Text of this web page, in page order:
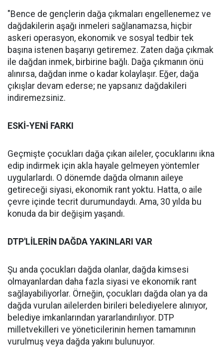
"Bence de gençlerin dağa çıkmaları engellenemez ve
dağdakilerin aşağı inmeleri sağlanamazsa, hiçbir
askeri operasyon, ekonomik ve sosyal tedbir tek
başına istenen başarıyı getiremez. Zaten dağa çıkmak
ile dağdan inmek, birbirine bağlı. Dağa çıkmanın önü
alınırsa, dağdan inme o kadar kolaylaşır. Eğer, dağa
çıkışlar devam ederse; ne yapsanız dağdakileri
indiremezsiniz.
ESKİ-YENİ FARKI
Geçmişte çocukları dağa çıkan aileler, çocuklarını ikna
edip indirmek için akla hayale gelmeyen yöntemler
uygularlardı. O dönemde dağda olmanın aileye
getireceği siyasi, ekonomik rant yoktu. Hatta, o aile
çevre içinde tecrit durumundaydı. Ama, 30 yılda bu
konuda da bir değişim yaşandı.
DTP'LİLERİN DAĞDA YAKINLARI VAR
Şu anda çocukları dağda olanlar, dağda kimsesi
olmayanlardan daha fazla siyasi ve ekonomik rant
sağlayabiliyorlar. Örneğin, çocukları dağda olan ya da
dağda vurulan ailelerden birileri belediyelere alınıyor,
belediye imkanlarından yararlandırılıyor. DTP
milletvekilleri ve yöneticilerinin hemen tamamının
vurulmuş veya dağda yakını bulunuyor.